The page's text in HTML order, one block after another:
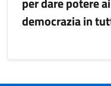
democrazia in